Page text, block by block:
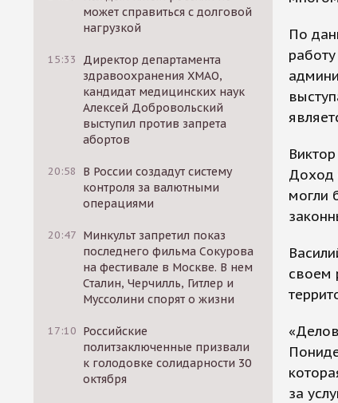
может справиться с долговой
нагрузкой
15:33
Директор департамента
здравоохранения ХМАО,
кандидат медицинских наук
Алексей Добровольский
выступил против запрета
абортов
20:58
В России создадут систему
контроля за валютными
операциями
20:47 Минкульт запретил показ
последнего фильма Сокурова
на фестивале в Москве. В нем
Сталин, Черчилль, Гитлер и
Муссолини спорят о жизни
17:10 Российские
политзаключенные призвали
к голодовке солидарности 30
октября
По
Доход
могли
своем
за